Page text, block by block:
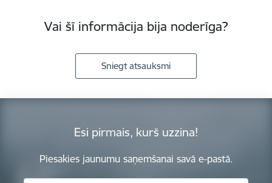
Vai šī informācija bija noderīga?
Sniegt atsauksmi
Esi pirmais, kurš uzzina!
Piesakies jaunumu saņemšanai savā e-pastā.